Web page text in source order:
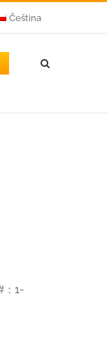
Čeština
：1-